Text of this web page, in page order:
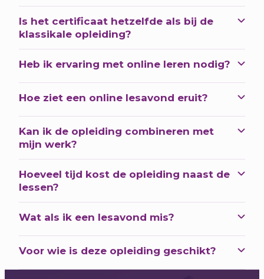
Is het certificaat hetzelfde als bij de
klassikale opleiding?
Heb ik ervaring met online leren nodig?
Hoe ziet een online lesavond eruit?
Kan ik de opleiding combineren met
mijn werk?
Hoeveel tijd kost de opleiding naast de
lessen?
Wat als ik een lesavond mis?
Voor wie is deze opleiding geschikt?